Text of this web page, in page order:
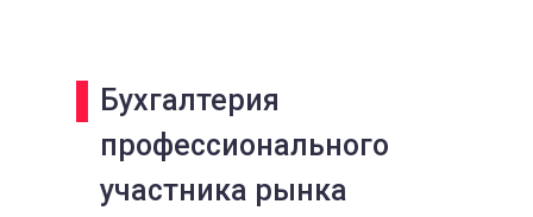
Бухгалтерия
профессионального
участника рынка